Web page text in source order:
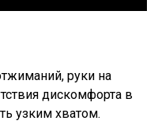
руки на
дискомфорта в
узким хватом.